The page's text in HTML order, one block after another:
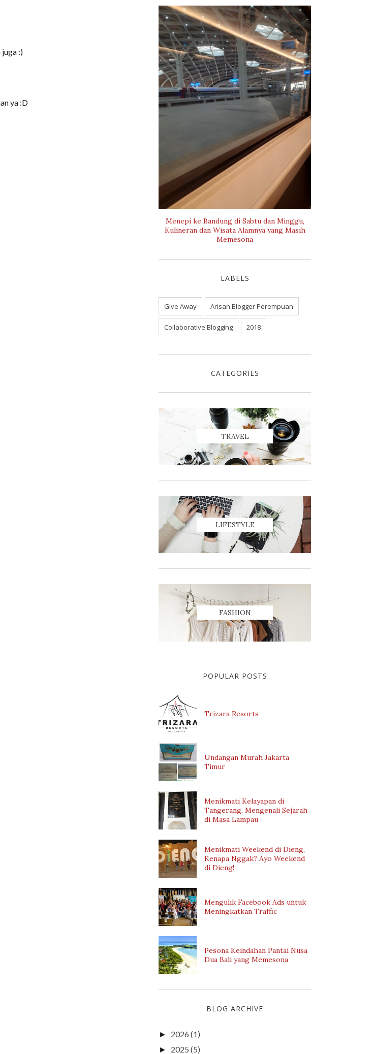
:)
ya :D
Menepi ke Bandung di Sabtu dan Minggu,
Kulineran dan Wisata Alamnya yang Masih
Memesona
LABELS
Give Away Arisan Blogger Perempuan
Collaborative Blogging 2018
CATEGORIES
TRAVEL
LIFESTYLE
FASHION
POPULAR POSTS
Trizara Resorts
Undangan Murah Jakarta
Timur
Menikmati Kelayapan di
Tangerang, Mengenali Sejarah
di Masa Lampau
Menikmati Weekend di Dieng,
Kenapa Nggak? Ayo Weekend
di Dieng!
Mengulik Facebook Ads untuk
Meningkatkan Traffic
Pesona Keindahan Pantai Nusa
Dua Bali yang Memesona
BLOG ARCHIVE
► 2026 (1)
► 2025 (5)